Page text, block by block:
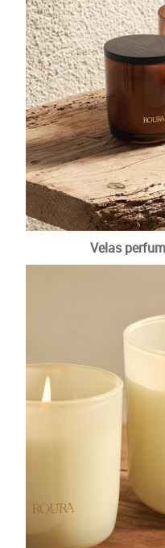
Velas
Otras
Velas